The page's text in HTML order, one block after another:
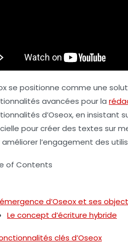
se positionne comme une
avancées pour la
d’Oseox, en insistant
pour créer des textes sur
améliorer l’engagement des
of Contents
d’Oseox et ses
Le concept d’écriture hybride
clés d’Oseox